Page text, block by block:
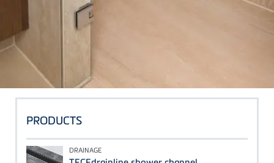
PRODUCTS
DRAINAGE